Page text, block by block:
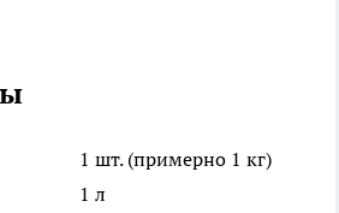
1 шт. (примерно 1 кг)
1 л